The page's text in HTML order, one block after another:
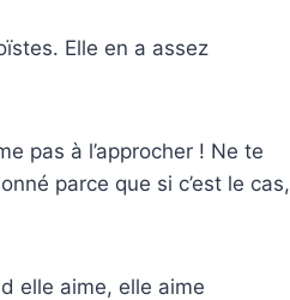
Elle en a assez
pas à l’approcher ! Ne te
parce que si c’est le cas,
elle aime, elle aime